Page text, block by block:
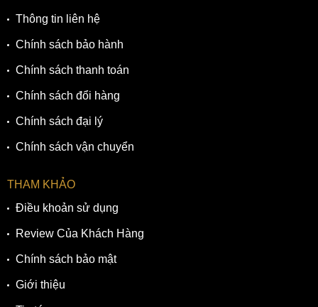
Thông tin liên hệ
Chính sách bảo hành
Chính sách thanh toán
Chính sách đổi hàng
Chính sách đại lý
Chính sách vận chuyển
THAM KHẢO
Điều khoản sử dụng
Review Của Khách Hàng
Chính sách bảo mật
Giới thiệu